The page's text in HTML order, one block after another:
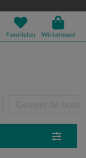
Favorieten Winkelmand